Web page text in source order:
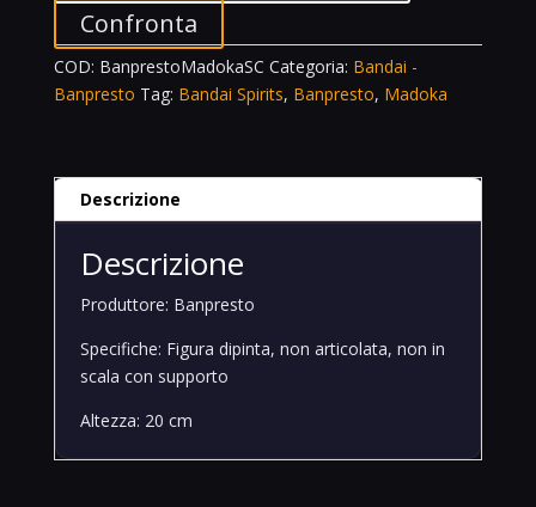
Madoka
Puella
Magi
Madoka
Confronta
COD: BanprestoMadokaSC Categoria: Bandai -
Banpresto Tag: Bandai Spirits, Banpresto, Madoka
Descrizione
Descrizione
Produttore: Banpresto
Specifiche: Figura dipinta, non articolata, non in
scala con supporto
Altezza: 20 cm